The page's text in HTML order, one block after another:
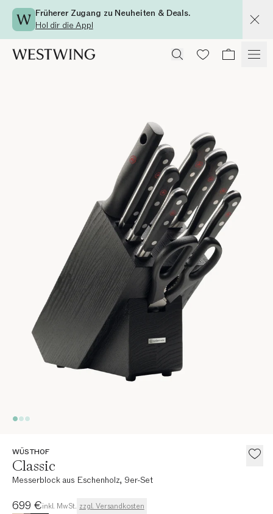
Früherer Zugang zu Neuheiten & Deals.
Hol dir die App!
WÜSTHOF
Classic
Messerblock aus Eschenholz, 9er-Set
Aktueller Preis
699 €inkl. MwSt. zzgl. Versandkosten